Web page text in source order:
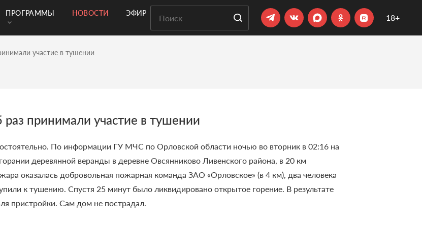
ПРОГРАММЫ НОВОСТИ ЭФИР 18+
участие в тушении
принимали участие в тушении
По информации ГУ МЧС по Орловской области ночью во вторник в 02:16 на
деревянной веранды в деревне Овсянниково Ливенского района, в 20 км
оказалась добровольная пожарная команда ЗАО «Орловское» (в 4 км), два человека
к тушению. Спустя 25 минут было ликвидировано открытое горение. В результате
пристройки. Сам дом не пострадал.